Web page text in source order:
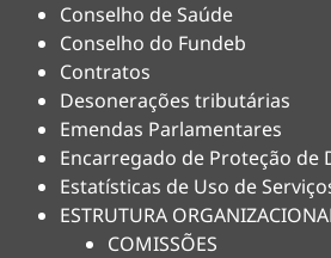
Conselho de Saúde
Conselho do Fundeb
Contratos
Desonerações tributárias
Emendas Parlamentares
Encarregado de Proteção de
Estatísticas de Uso de
ESTRUTURA
COMISSÕES